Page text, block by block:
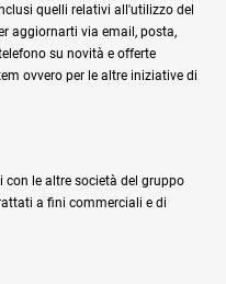
quelli relativi all'utilizzo del
aggiornarti via email, posta,
su novità e offerte
ovvero per le altre iniziative di
le altre società del gruppo
a fini commerciali e di